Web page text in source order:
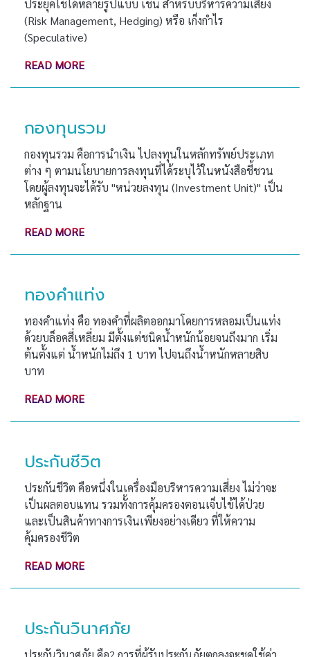
ประยุคใช้ได้หลายรูปแบบ เช่น สำหรับบริหารความเสี่ยง
(Risk Management, Hedging) หรือ เก็งกำไร
(Speculative)
READ MORE
กองทุนรวม
กองทุนรวม คือการนำเงิน ไปลงทุนในหลักทรัพย์ประเภท​
ต่าง ๆ ตามนโยบายการลงทุนที่ได้ระบุไว้ในหนังสือชี้ชวน
โดยผู้ลงทุนจะได้รับ ''หน่วยลงทุน (Investment Unit)'' เป็น
หลักฐาน
READ MORE
ทองคำแท่ง
ทองคำแท่ง คือ ทองคำที่ผลิตออกมาโดยการหลอมเป็นแท่ง
ด้วยบล็อคสี่เหลี่ยม มีตั้งแต่ชนิดน้ำหนักน้อยจนถึงมาก เริ่ม
ต้นตั้งแต่ น้ำหนักไม่ถึง 1 บาท ไปจนถึงน้ำหนักหลายสิบ
บาท
READ MORE
ประกันชีวิต
ประกันชีวิต คือหนึ่งในเครื่องมือบริหารความเสี่ยง ไม่ว่าจะ
เป็นผลตอบแทน รวมทั้งการคุ้มครองตอนเจ็บไข้ได้ป่วย
และเป็นสินค้าทางการเงินเพียงอย่างเดียว ที่ให้ความ
คุ้มครองชีวิต
READ MORE
ประกันวินาศภัย